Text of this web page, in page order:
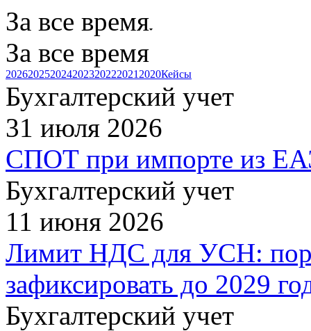
За все время
За все время
202620252024202320222021 2020Кейсы
Бухгалтерский учет
31 июля 2026
СПОТ при импорте из
Бухгалтерский учет
11 июня 2026
Лимит НДС для УСН:
зафиксировать до 2029
Бухгалтерский учет